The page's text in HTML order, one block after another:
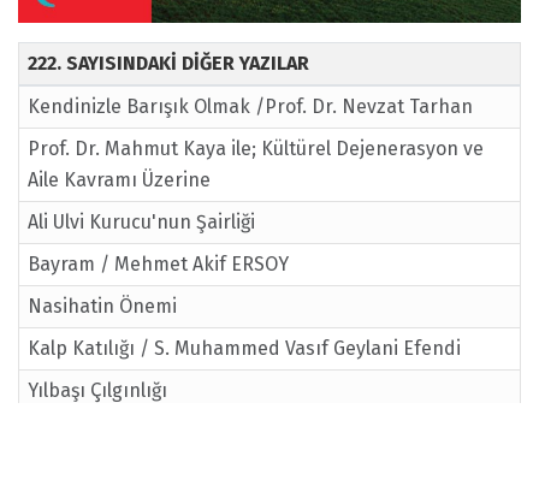
222. SAYISINDAKİ DİĞER YAZILAR
Kendinizle Barışık Olmak /Prof. Dr. Nevzat Tarhan
Prof. Dr. Mahmut Kaya ile; Kültürel Dejenerasyon ve
Aile Kavramı Üzerine
Ali Ulvi Kurucu'nun Şairliği
Bayram / Mehmet Akif ERSOY
Nasihatin Önemi
Kalp Katılığı / S. Muhammed Vasıf Geylani Efendi
Yılbaşı Çılgınlığı